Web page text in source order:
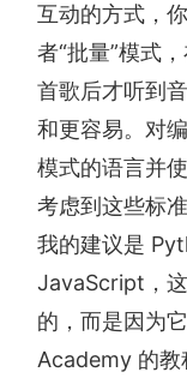
互动的方式，
者“批量”模式
首歌后才听到
和更容易。对
模式的语言并使
考虑到这些标
我的建议是
JavaScript，
的，而是因为
Academy 的教